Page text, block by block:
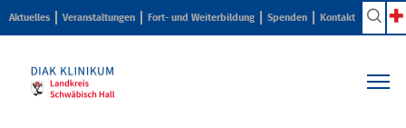
Aktuelles Veranstaltungen Fort- und Weiterbildung Spenden Kontakt